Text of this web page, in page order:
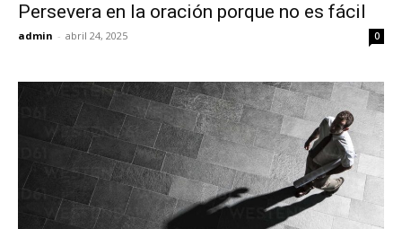
Persevera en la oración porque no es fácil
admin - abril 24, 2025 0